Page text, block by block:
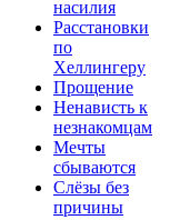
насилия
Расстановки
по
Хеллингеру
Прощение
Ненависть к
незнакомцам
Мечты
сбываются
Слёзы без
причины